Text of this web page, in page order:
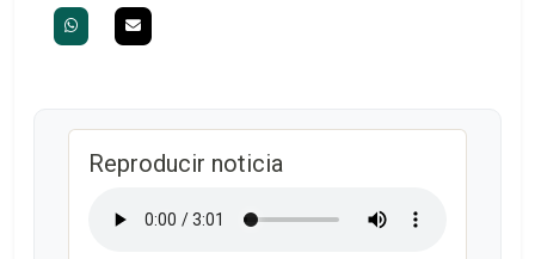
Reproducir noticia